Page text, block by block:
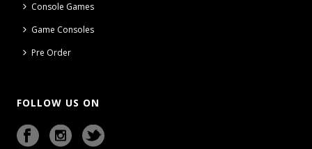
Console Games
Game Consoles
Pre Order
FOLLOW US ON